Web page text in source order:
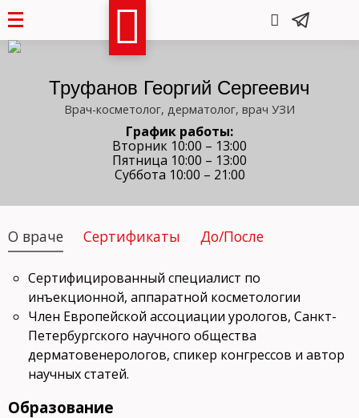
Труфанов Георгий Сергеевич
Врач-косметолог, дерматолог, врач УЗИ
График работы:
Вторник 10:00 – 13:00
Пятница 10:00 – 13:00
Суббота 10:00 – 21:00
О враче Сертификаты До/После
Сертифицированный специалист по
инъекционной, аппаратной косметологии
Член Европейской ассоциации урологов, Санкт-
Петербургского научного общества
дерматовенерологов, спикер конгрессов и автор
научных статей.
Образование